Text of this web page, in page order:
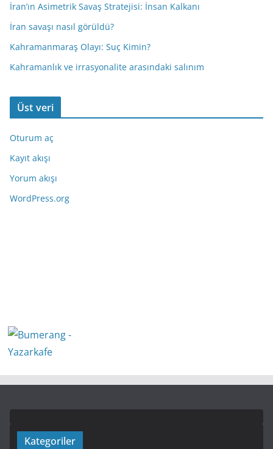
İran’ın Asimetrik Savaş Stratejisi: İnsan Kalkanı
İran savaşı nasıl görüldü?
Kahramanmaraş Olayı: Suç Kimin?
Kahramanlık ve irrasyonalite arasındaki salınım
Üst veri
Oturum aç
Kayıt akışı
Yorum akışı
WordPress.org
Kategoriler